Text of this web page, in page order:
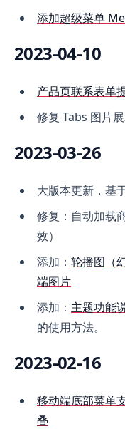
添加超级菜单
2023-04-10
产品页联系表单
修复 Tabs 图片
2023-03-26
大版本更新，基
修复：自动加载
效）
添加： 轮播图（
端图片
添加： 主题功能
的使用方法。
2023-02-16
移动端底部菜单
叠